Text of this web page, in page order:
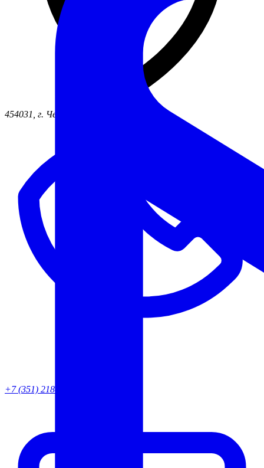
454031, г. Челябинск ул. Жукова, д. 46б
+7 (351) 218-82-95